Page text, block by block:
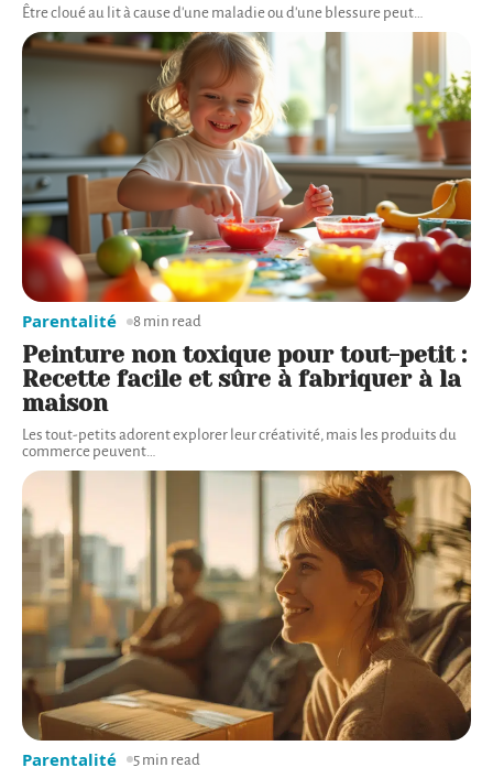
Être cloué au lit à cause d'une maladie ou d'une blessure peut…
Peinture non toxique pour tout-petit :
Recette facile et sûre à fabriquer à la
maison
Les tout-petits adorent explorer leur créativité, mais les produits du
commerce peuvent…
Parentalité 8 min read
Parentalité 5 min read